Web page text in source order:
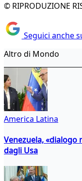
© RIPRODUZIONE
Seguici anche
Altro di Mondo
America Latina
Venezuela,
dagli Usa